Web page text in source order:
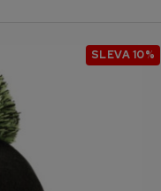
SLEVA 10%